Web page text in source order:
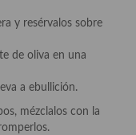
y resérvalos sobre
de oliva en una
a ebullición.
mézclalos con la